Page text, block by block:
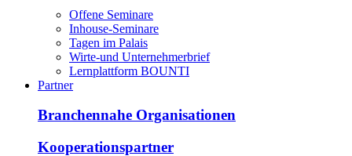
Offene Seminare
Inhouse-Seminare
Tagen im Palais
Wirte-und Unternehmerbrief
Lernplattform BOUNTI
Partner
Branchennahe Organisationen
Kooperationspartner